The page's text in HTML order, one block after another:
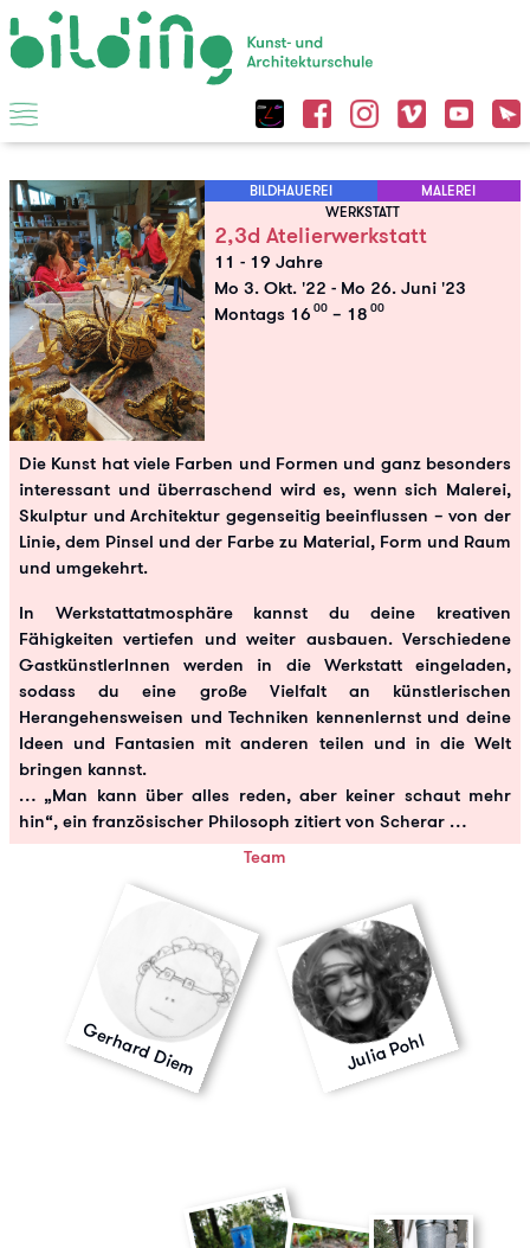
BILDHAUEREI
MALEREI
WERKSTATT
2,3d Atelierwerkstatt
11 - 19 Jahre
Mo 3. Okt. '22 - Mo 26. Juni '23
Montags 16 00 – 18 00
Die Kunst hat viele Farben und Formen und ganz besonders
interessant und überraschend wird es, wenn sich Malerei,
Skulptur und Architektur gegenseitig beeinflussen – von der
Linie, dem Pinsel und der Farbe zu Material, Form und Raum
und umgekehrt.
In Werkstattatmosphäre kannst du deine kreativen
Fähigkeiten vertiefen und weiter ausbauen. Verschiedene
GastkünstlerInnen werden in die Werkstatt eingeladen,
sodass du eine große Vielfalt an künstlerischen
Herangehensweisen und Techniken kennenlernst und deine
Ideen und Fantasien mit anderen teilen und in die Welt
bringen kannst.
… „Man kann über alles reden, aber keiner schaut mehr
hin“, ein französischer Philosoph zitiert von Scherar …
Team
Gerhard Diem Julia Pohl